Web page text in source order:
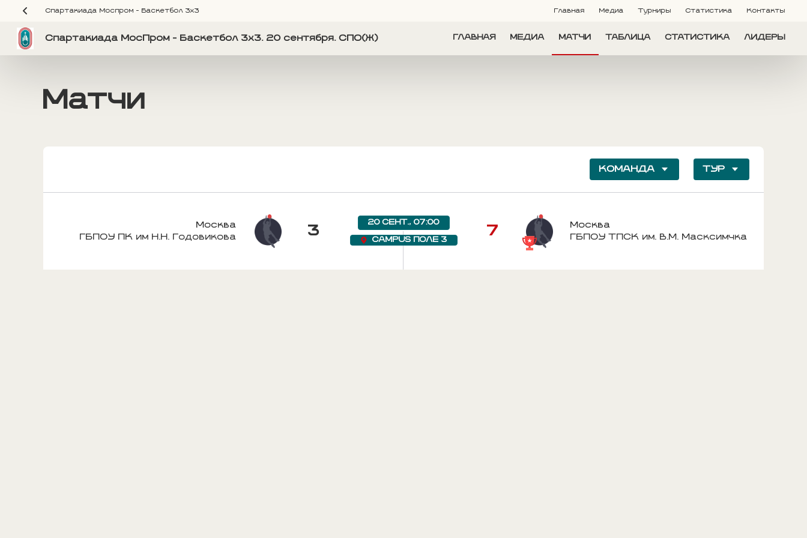
Спартакиада Моспром - Баскетбол 3х3 Главная Медиа Турниры Статистика Контакты
Спартакиада МосПром - Баскетбол 3х3. 20 сентября. СПО(Ж) ГЛАВНАЯ МЕДИА МАТЧИ ТАБЛИЦА СТАТИСТИКА ЛИДЕРЫ
Матчи
КОМАНДА ТУР
Москва
ГБПОУ ПК им Н.Н. Годовикова
3
20 СЕНТ., 07:00
CAMPUS ПОЛЕ 3
Москва
ГБПОУ ТПСК им. В.М. Масксимчка
7